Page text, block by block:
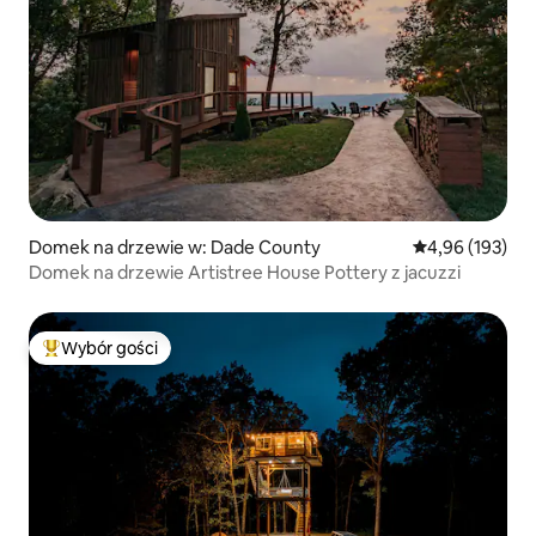
Domek na drzewie w: Dade County Średnia
4,96 (193)
Domek na drzewie Artistree House Pottery z jacuzzi
Najpopularniejsze z kategorii Wybór gości
Wybór gości